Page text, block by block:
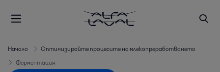
Начало
Оптимизирайте процесите на млекопреработването
Ферментация